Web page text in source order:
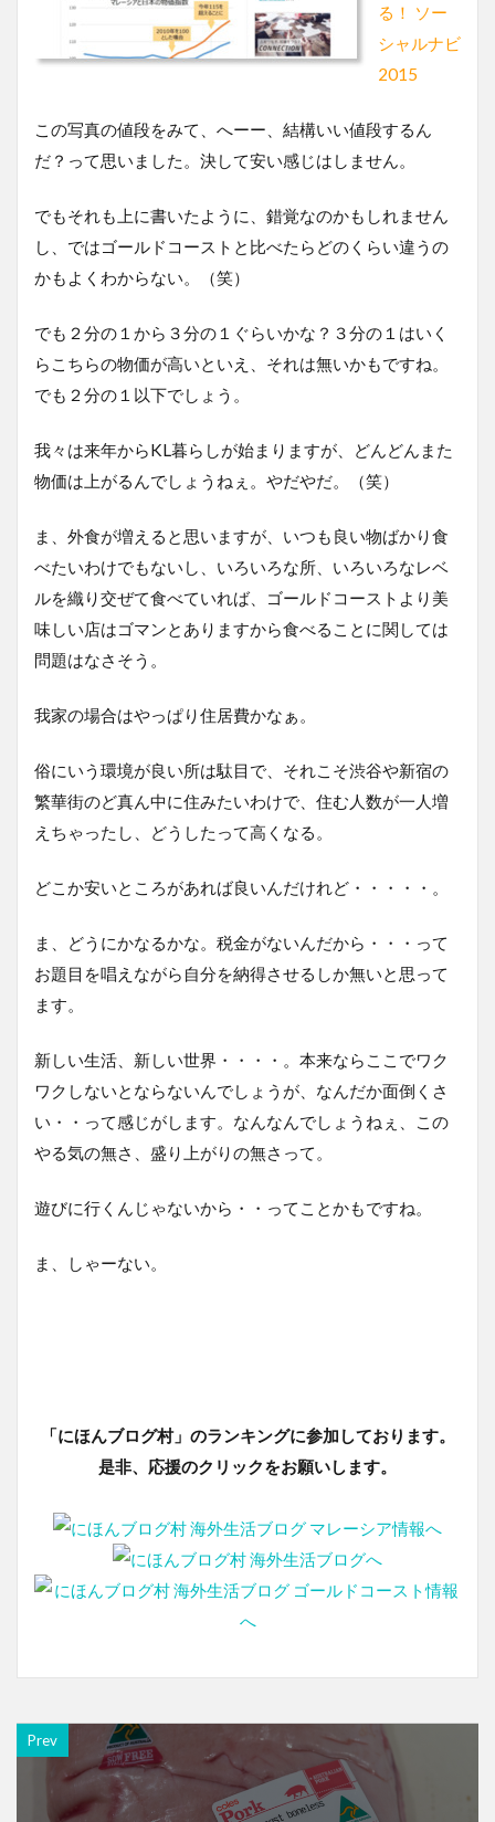
る！ ソー
シャルナビ
2015
この写真の値段をみて、へーー、結構いい値段するん
だ？って思いました。決して安い感じはしません。
でもそれも上に書いたように、錯覚なのかもしれません
し、ではゴールドコーストと比べたらどのくらい違うの
かもよくわからない。（笑）
でも２分の１から３分の１ぐらいかな？３分の１はいく
らこちらの物価が高いといえ、それは無いかもですね。
でも２分の１以下でしょう。
我々は来年からKL暮らしが始まりますが、どんどんまた
物価は上がるんでしょうねぇ。やだやだ。（笑）
ま、外食が増えると思いますが、いつも良い物ばかり食
べたいわけでもないし、いろいろな所、いろいろなレベ
ルを織り交ぜて食べていれば、ゴールドコーストより美
味しい店はゴマンとありますから食べることに関しては
問題はなさそう。
我家の場合はやっぱり住居費かなぁ。
俗にいう環境が良い所は駄目で、それこそ渋谷や新宿の
繁華街のど真ん中に住みたいわけで、住む人数が一人増
えちゃったし、どうしたって高くなる。
どこか安いところがあれば良いんだけれど・・・・・。
ま、どうにかなるかな。税金がないんだから・・・って
お題目を唱えながら自分を納得させるしか無いと思って
ます。
新しい生活、新しい世界・・・・。本来ならここでワク
ワクしないとならないんでしょうが、なんだか面倒くさ
い・・って感じがします。なんなんでしょうねぇ、この
やる気の無さ、盛り上がりの無さって。
遊びに行くんじゃないから・・ってことかもですね。
ま、しゃーない。
「にほんブログ村」のランキングに参加しております。
是非、応援のクリックをお願いします。
Prev